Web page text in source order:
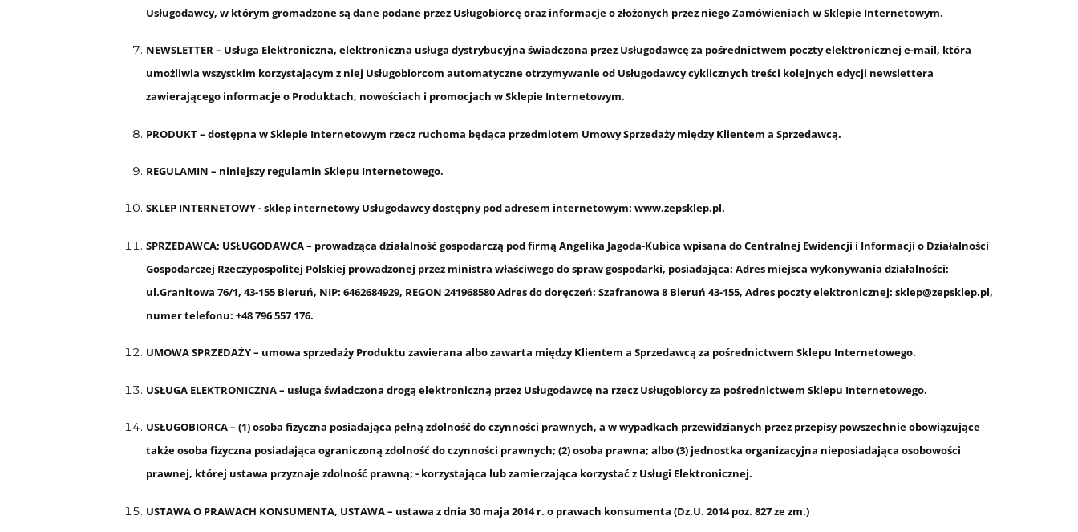
Usługodawcy, w którym gromadzone są dane podane przez Usługobiorcę oraz informacje o złożonych przez niego Zamówieniach w Sklepie Internetowym.
NEWSLETTER – Usługa Elektroniczna, elektroniczna usługa dystrybucyjna świadczona przez Usługodawcę za pośrednictwem poczty elektronicznej e-mail, która
umożliwia wszystkim korzystającym z niej Usługobiorcom automatyczne otrzymywanie od Usługodawcy cyklicznych treści kolejnych edycji newslettera
zawierającego informacje o Produktach, nowościach i promocjach w Sklepie Internetowym.
PRODUKT – dostępna w Sklepie Internetowym rzecz ruchoma będąca przedmiotem Umowy Sprzedaży między Klientem a Sprzedawcą.
REGULAMIN – niniejszy regulamin Sklepu Internetowego.
SKLEP INTERNETOWY - sklep internetowy Usługodawcy dostępny pod adresem internetowym: www.zepsklep.pl.
SPRZEDAWCA; USŁUGODAWCA – prowadząca działalność gospodarczą pod firmą Angelika Jagoda-Kubica wpisana do Centralnej Ewidencji i Informacji o Działalności
Gospodarczej Rzeczypospolitej Polskiej prowadzonej przez ministra właściwego do spraw gospodarki, posiadająca: Adres miejsca wykonywania działalności:
ul.Granitowa 76/1, 43-155 Bieruń, NIP: 6462684929, REGON 241968580 Adres do doręczeń: Szafranowa 8 Bieruń 43-155, Adres poczty elektronicznej: sklep@zepsklep.pl,
numer telefonu: +48 796 557 176.
UMOWA SPRZEDAŻY – umowa sprzedaży Produktu zawierana albo zawarta między Klientem a Sprzedawcą za pośrednictwem Sklepu Internetowego.
USŁUGA ELEKTRONICZNA – usługa świadczona drogą elektroniczną przez Usługodawcę na rzecz Usługobiorcy za pośrednictwem Sklepu Internetowego.
USŁUGOBIORCA – (1) osoba fizyczna posiadająca pełną zdolność do czynności prawnych, a w wypadkach przewidzianych przez przepisy powszechnie obowiązujące
także osoba fizyczna posiadająca ograniczoną zdolność do czynności prawnych; (2) osoba prawna; albo (3) jednostka organizacyjna nieposiadająca osobowości
prawnej, której ustawa przyznaje zdolność prawną; - korzystająca lub zamierzająca korzystać z Usługi Elektronicznej.
USTAWA O PRAWACH KONSUMENTA, USTAWA – ustawa z dnia 30 maja 2014 r. o prawach konsumenta (Dz.U. 2014 poz. 827 ze zm.)